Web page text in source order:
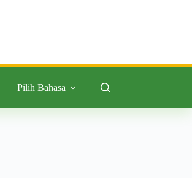
Pilih Bahasa